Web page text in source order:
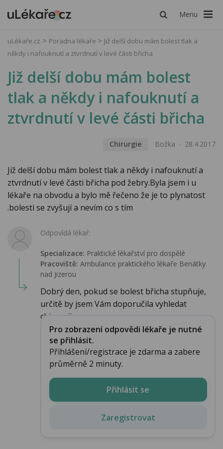
Menu
uLékaře.cz Poradna lékaře
Již delší dobu mám bolest tlak a
někdy i nafouknutí a ztvrdnutí v levé části břicha
Již delší dobu mám bolest
tlak a někdy i nafouknutí a
ztvrdnutí v levé části břicha
Chirurgie Božka 28.4.2017
Již delší dobu mám bolest tlak a někdy i nafouknutí a
ztvrdnutí v levé části břicha pod žebry.Byla jsem i u
lékaře na obvodu a bylo mě řečeno že je to plynatost
.bolesti se zvyšují a nevím co s tím
Odpovídá lékař:
Specializace: Praktické lékařství pro dospělé
Pracoviště: Ambulance praktického lékaře Benátky
nad Jizerou
Dobrý den, pokud se bolest břicha stupňuje,
určitě by jsem Vám doporučila vyhledat
chirurgii ...
Pro zobrazení odpovědi lékaře je nutné
se přihlásit.
Přihlášení/registrace je zdarma a zabere
průměrně 2 minuty.
Přihlásit se
Zaregistrovat